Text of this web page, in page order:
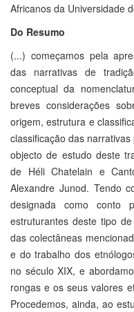
Africanos da Universidade
Do Resumo
(...) começamos pela
das narrativas de
conceptual da
breves considerações
origem, estrutura e
classificação das
objecto de estudo deste
de Héli Chatelain e
Alexandre Junod. Tendo
designada como conto
estruturantes deste tipo
das colectâneas
e do trabalho dos
no século XIX, e
rongas e os seus valores
Procedemos, ainda, ao